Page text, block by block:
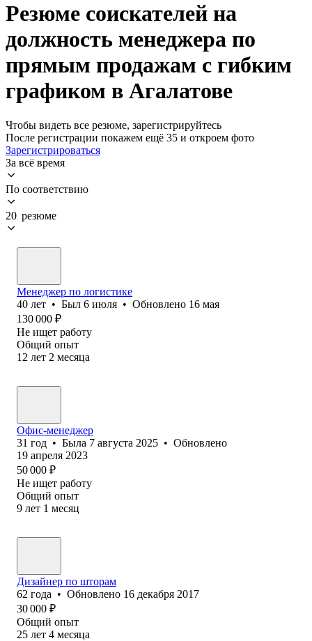
Резюме соискателей на
должность менеджера по
прямым продажам с гибким
графиком в Агалатове
Чтобы видеть все резюме, зарегистрируйтесь
После регистрации покажем ещё 35 и откроем фото
Зарегистрироваться
За всё время
По соответствию
20 резюме
Менеджер по логистике
40 лет • Был 6 июля • Обновлено 16 мая
130 000 ₽
Не ищет работу
Общий опыт
12 лет 2 месяца
Офис-менеджер
31 год • Была 7 августа 2025 • Обновлено
19 апреля 2023
50 000 ₽
Не ищет работу
Общий опыт
9 лет 1 месяц
Дизайнер по шторам
62 года • Обновлено 16 декабря 2017
30 000 ₽
Общий опыт
25 лет 4 месяца